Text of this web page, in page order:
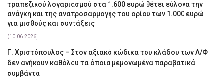
τραπεζικού λογαριασμού στα 1.600 ευρώ θέτει εύλογα την
ανάγκη και της αναπροσαρμογής του ορίου των 1.000 ευρώ
για μισθούς και συντάξεις
(10.06.2026)
Γ. Χριστόπουλος – Στον αξιακό κώδικα του κλάδου των Λ/Φ
δεν ανήκουν καθόλου τα όποια μεμονωμένα παραβατικά
συμβάντα